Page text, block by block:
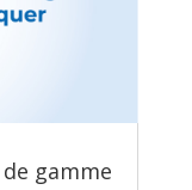
gamme